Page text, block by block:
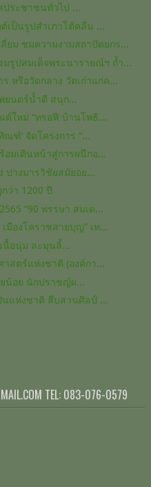
ประชาชนทั่วไป ...
เป็นรูปสำเภาโต้คลื่น ...
ยม ชมความงามสถาปัตยกร...
รูปสมเด็จพระนารายณ์ฯ ถ้ำ...
หรือวัดกลาง วัดเก่าแก่ค...
ยนตร์​น้ำดี​ สนุก...
นด์ใหม่ “ทรอฟี บ้านโพธิ...
ณฑ์’ จัดโครงการ “...
ร้อมเดินหน้าสู่การผนึกอ...
ปางมารวิชัย​สมัย​อย...
ว่า​ 1200 ปี
“90 พรรษา สมเด...
มืองโคราชสายบุญ” เท...
นื้อนุ่ม ละมุนลิ้...
สตร์แห่งชาติ (องค์กา...
น้อย​ นักปราชญ์​ผ...
นแห่งชาติ สืบสานศิลป์ ...
TEL: 083-076-0579